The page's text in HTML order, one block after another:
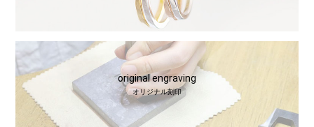
original engraving
オリジナル刻印